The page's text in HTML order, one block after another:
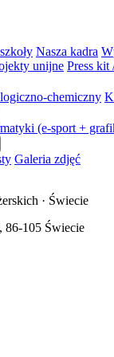
Nasza kadra
unijne Press kit
chemiczny
(e-sport +
Galeria zdjęć
· Świecie
105 Świecie